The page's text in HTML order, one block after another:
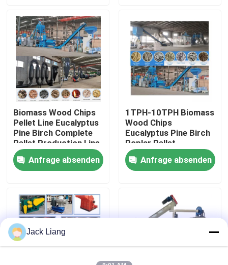
VR Show
Über uns
Fabrik Tour
Qualitätskontrolle
Kontakt
Referenzen
Kugel-Mühlmaschine
Biomass Wood Chips
Pellet Line Eucalyptus
Pine Birch Complete
Pellet Production Line
Anfrage absenden
1TPH-10TPH Biomass
Wood Chips
Eucalyptus Pine Birch
Poplar Pellet
Production Line
Anfrage absenden
Jack Liang